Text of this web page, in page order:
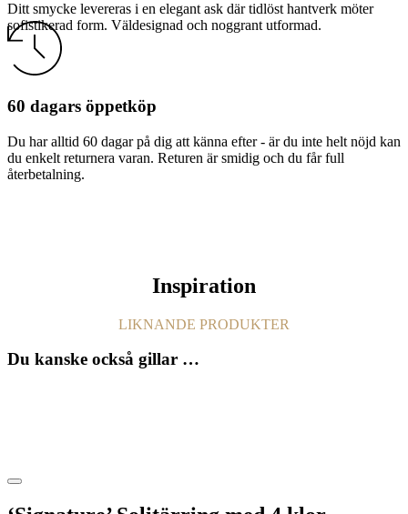
Ditt smycke levereras i en elegant ask där tidlöst hantverk möter
sofistikerad form. Väldesignad och noggrant utformad.
60 dagars öppetköp
Du har alltid 60 dagar på dig att känna efter - är du inte helt nöjd kan
du enkelt returnera varan. Returen är smidig och du får full
återbetalning.
Inspiration
LIKNANDE PRODUKTER
Du kanske också gillar …